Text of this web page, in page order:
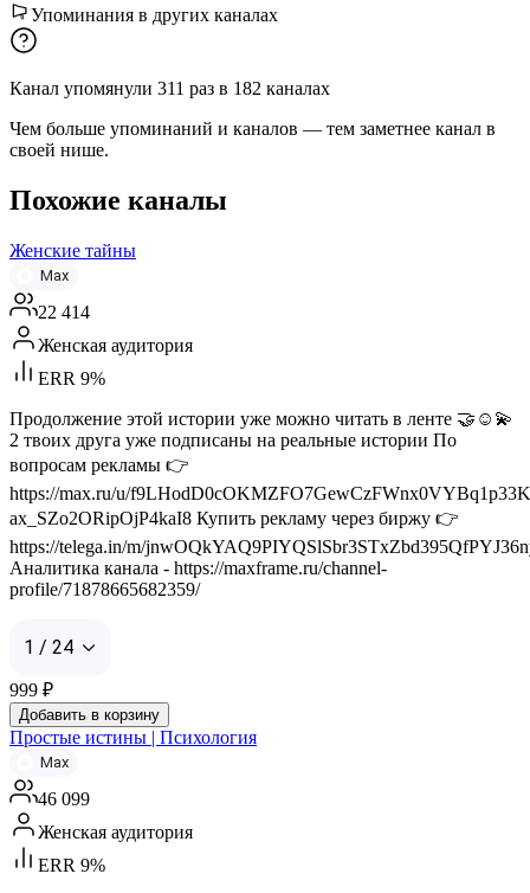
Упоминания в других каналах
Канал упомянули 311 раз в 182 каналах
Чем больше упоминаний и каналов — тем заметнее канал в
своей нише.
Похожие каналы
Женские тайны
Max
22 414
Женская аудитория
ERR 9%
Продолжение этой истории уже можно читать в ленте 🤝☺️💫
2 твоих друга уже подписаны на реальные истории По
вопросам рекламы 👉
https://max.ru/u/
ax_SZo2ORipOjP4kaI8 Купить рекламу через биржу 👉
https://telega.in/m/
Аналитика канала - https://maxframe.ru/channel-
profile/71878665682359/
1 / 24
999 ₽
Добавить в корзину
Простые истины | Психология
Max
46 099
Женская аудитория
ERR 9%